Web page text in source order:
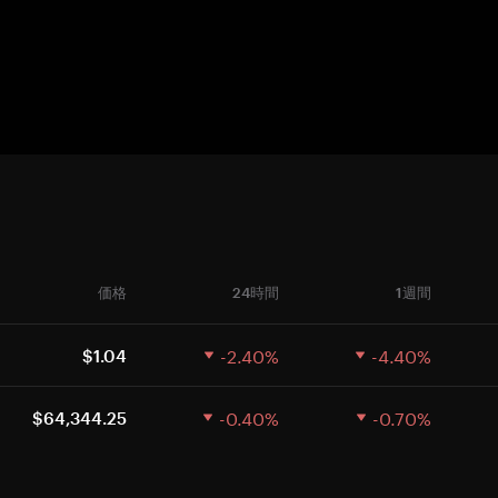
価格 24時間 1週間
$1.04 -2.40% -4.40%
$64,344.25 -0.40% -0.70%